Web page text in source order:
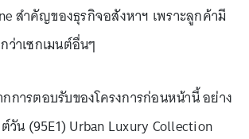
สำคัญของธุรกิจอสังหาฯ เพราะลูกค้ามี
าเซกเมนต์อื่นๆ
การตอบรับของโครงการก่อนหน้านี้ อย่าง
วัน (95E1) Urban Luxury Collection